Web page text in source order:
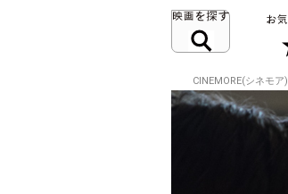
CINEMORE(シネモア)